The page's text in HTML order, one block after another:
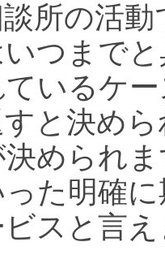
所の活
つまで
いるケ
と決め
決められ
た明確
スと言